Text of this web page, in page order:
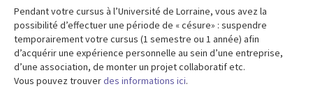
Pendant votre cursus à l’Université de Lorraine, vous avez la
possibilité d’effectuer une période de « césure» : suspendre
temporairement votre cursus (1 semestre ou 1 année) afin
d’acquérir une expérience personnelle au sein d’une entreprise,
d’une association, de monter un projet collaboratif etc.
Vous pouvez trouverdes informations ici.